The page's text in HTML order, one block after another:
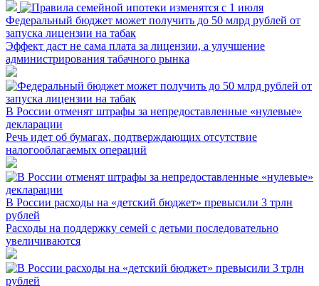
Федеральный бюджет может получить до 50 млрд рублей от
запуска лицензии на табак
Эффект даст не сама плата за лицензии, а улучшение
администрирования табачного рынка
В России отменят штрафы за непредоставленные «нулевые»
декларации
Речь идет об бумагах, подтверждающих отсутствие
налогооблагаемых операций
В России расходы на «детский бюджет» превысили 3 трлн
рублей
Расходы на поддержку семей с детьми последовательно
увеличиваются